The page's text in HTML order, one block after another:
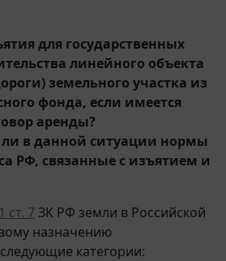
для государственных
линейного объекта
земельного участка из
фонда, если имеется
аренды?
ли в данной ситуации нормы
РФ, связанные с изъятием и
ст. 7 ЗК РФ земли в Российской
назначению
категории: